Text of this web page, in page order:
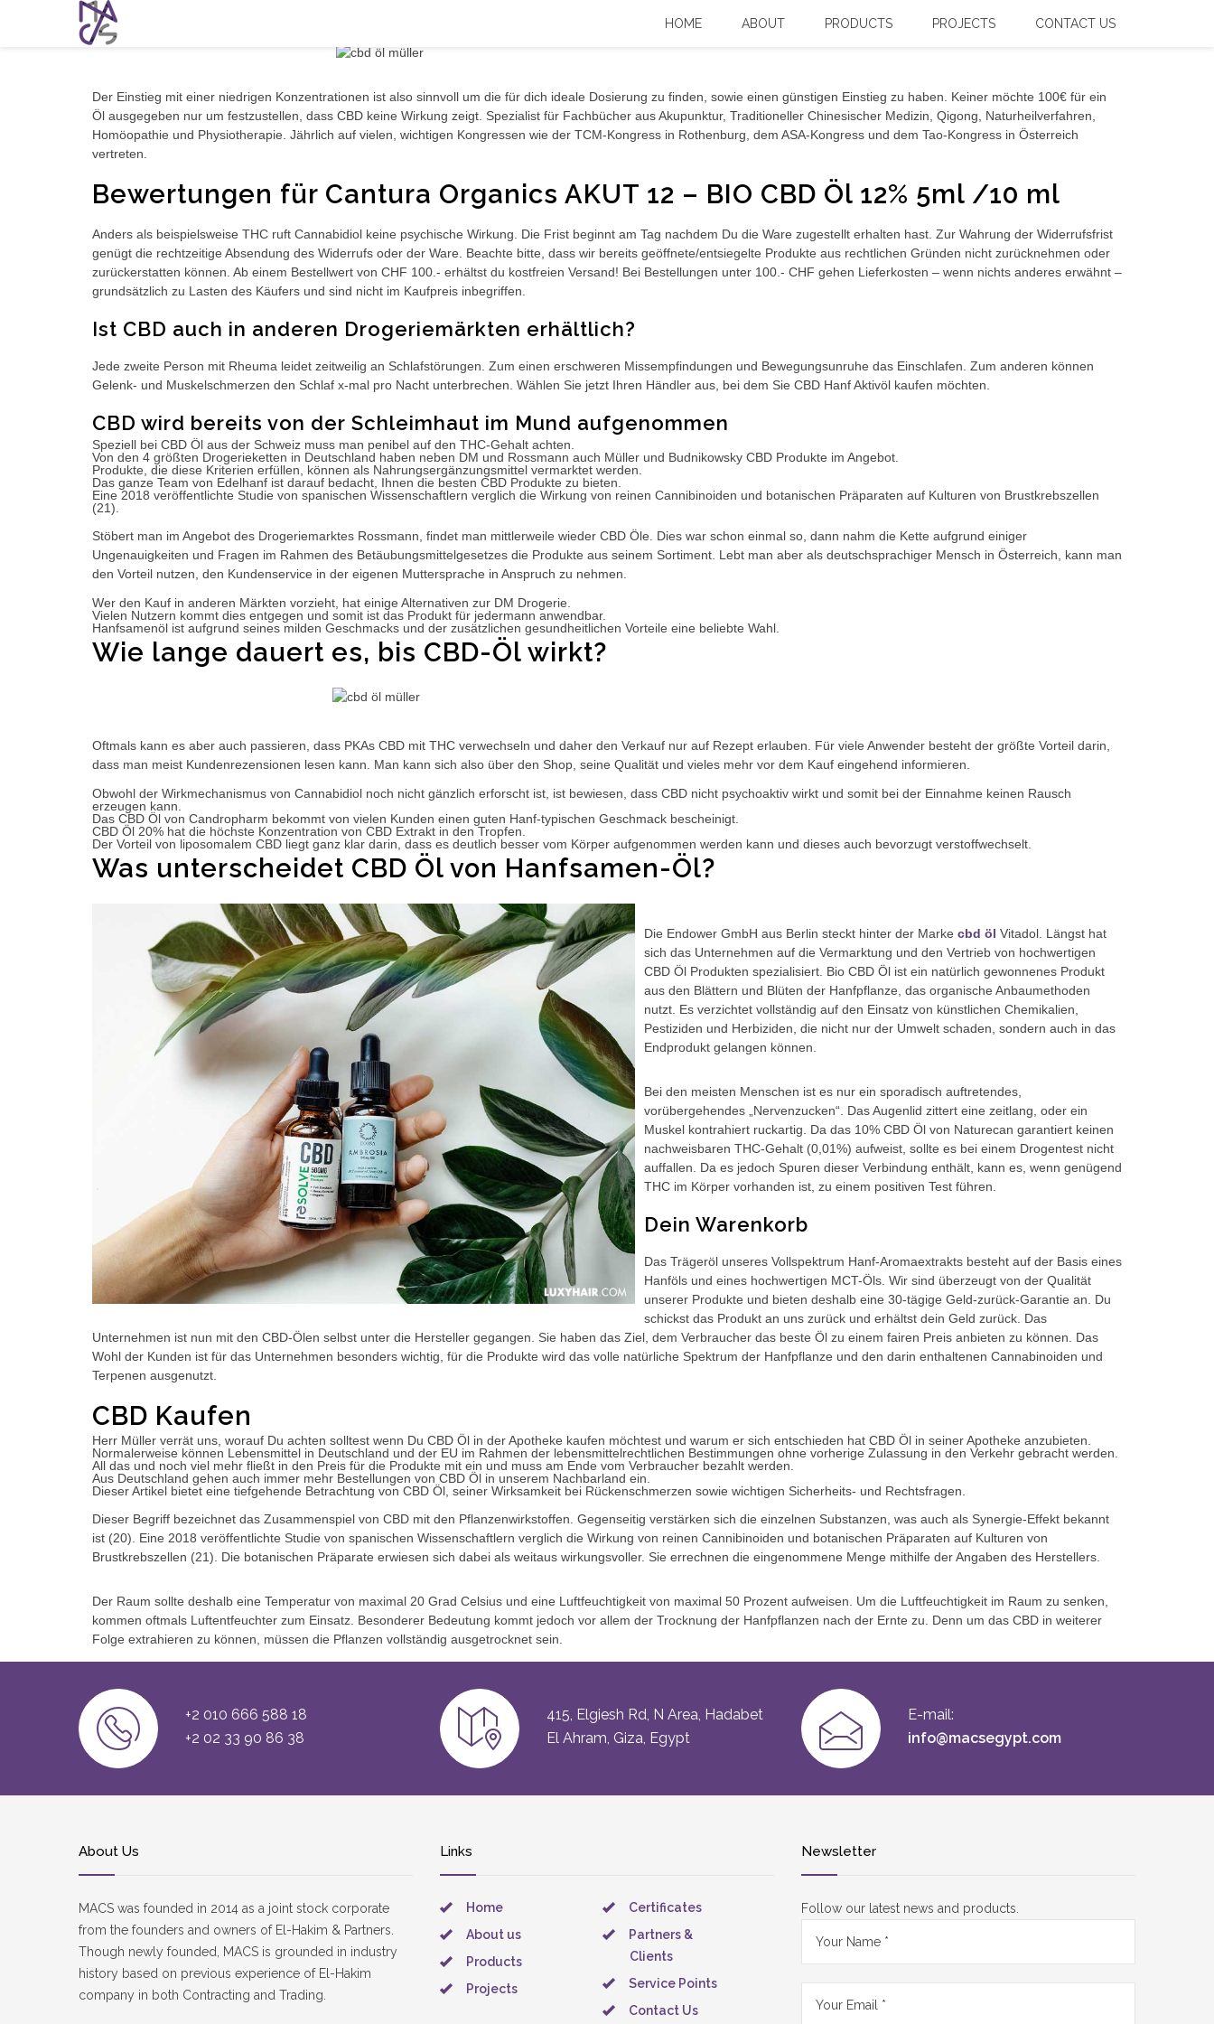
HOME ABOUT PRODUCTS PROJECTS CONTACT US
CBD Öl DM Erfahrungen: Unser Test der Produkte 2025
Der Einstieg mit einer niedrigen Konzentrationen ist also sinnvoll um die für dich ideale Dosierung zu finden, sowie einen günstigen Einstieg zu haben. Keiner möchte 100€ für ein
Öl ausgegeben nur um festzustellen, dass CBD keine Wirkung zeigt. Spezialist für Fachbücher aus Akupunktur, Traditioneller Chinesischer Medizin, Qigong, Naturheilverfahren,
Homöopathie und Physiotherapie. Jährlich auf vielen, wichtigen Kongressen wie der TCM-Kongress in Rothenburg, dem ASA-Kongress und dem Tao-Kongress in Österreich
vertreten.
Bewertungen für Cantura Organics AKUT 12 – BIO CBD Öl 12% 5ml /10 ml
Anders als beispielsweise THC ruft Cannabidiol keine psychische Wirkung. Die Frist beginnt am Tag nachdem Du die Ware zugestellt erhalten hast. Zur Wahrung der Widerrufsfrist
genügt die rechtzeitige Absendung des Widerrufs oder der Ware. Beachte bitte, dass wir bereits geöffnete/entsiegelte Produkte aus rechtlichen Gründen nicht zurücknehmen oder
zurückerstatten können. Ab einem Bestellwert von CHF 100.- erhältst du kostfreien Versand! Bei Bestellungen unter 100.- CHF gehen Lieferkosten – wenn nichts anderes erwähnt –
grundsätzlich zu Lasten des Käufers und sind nicht im Kaufpreis inbegriffen.
Ist CBD auch in anderen Drogeriemärkten erhältlich?
Jede zweite Person mit Rheuma leidet zeitweilig an Schlafstörungen. Zum einen erschweren Missempfindungen und Bewegungsunruhe das Einschlafen. Zum anderen können
Gelenk- und Muskelschmerzen den Schlaf x-mal pro Nacht unterbrechen. Wählen Sie jetzt Ihren Händler aus, bei dem Sie CBD Hanf Aktivöl kaufen möchten.
CBD wird bereits von der Schleimhaut im Mund aufgenommen
Speziell bei CBD Öl aus der Schweiz muss man penibel auf den THC-Gehalt achten.
Von den 4 größten Drogerieketten in Deutschland haben neben DM und Rossmann auch Müller und Budnikowsky CBD Produkte im Angebot.
Produkte, die diese Kriterien erfüllen, können als Nahrungsergänzungsmittel vermarktet werden.
Das ganze Team von Edelhanf ist darauf bedacht, Ihnen die besten CBD Produkte zu bieten.
Eine 2018 veröffentlichte Studie von spanischen Wissenschaftlern verglich die Wirkung von reinen Cannibinoiden und botanischen Präparaten auf Kulturen von Brustkrebszellen
(21).
Stöbert man im Angebot des Drogeriemarktes Rossmann, findet man mittlerweile wieder CBD Öle. Dies war schon einmal so, dann nahm die Kette aufgrund einiger
Ungenauigkeiten und Fragen im Rahmen des Betäubungsmittelgesetzes die Produkte aus seinem Sortiment. Lebt man aber als deutschsprachiger Mensch in Österreich, kann man
den Vorteil nutzen, den Kundenservice in der eigenen Muttersprache in Anspruch zu nehmen.
Wer den Kauf in anderen Märkten vorzieht, hat einige Alternativen zur DM Drogerie.
Vielen Nutzern kommt dies entgegen und somit ist das Produkt für jedermann anwendbar.
Hanfsamenöl ist aufgrund seines milden Geschmacks und der zusätzlichen gesundheitlichen Vorteile eine beliebte Wahl.
Wie lange dauert es, bis CBD-Öl wirkt?
Oftmals kann es aber auch passieren, dass PKAs CBD mit THC verwechseln und daher den Verkauf nur auf Rezept erlauben. Für viele Anwender besteht der größte Vorteil darin,
dass man meist Kundenrezensionen lesen kann. Man kann sich also über den Shop, seine Qualität und vieles mehr vor dem Kauf eingehend informieren.
Obwohl der Wirkmechanismus von Cannabidiol noch nicht gänzlich erforscht ist, ist bewiesen, dass CBD nicht psychoaktiv wirkt und somit bei der Einnahme keinen Rausch
erzeugen kann.
Das CBD Öl von Candropharm bekommt von vielen Kunden einen guten Hanf-typischen Geschmack bescheinigt.
CBD Öl 20% hat die höchste Konzentration von CBD Extrakt in den Tropfen.
Der Vorteil von liposomalem CBD liegt ganz klar darin, dass es deutlich besser vom Körper aufgenommen werden kann und dieses auch bevorzugt verstoffwechselt.
Was unterscheidet CBD Öl von Hanfsamen-Öl?
Die Endower GmbH aus Berlin steckt hinter der Marke cbd öl Vitadol. Längst hat
sich das Unternehmen auf die Vermarktung und den Vertrieb von hochwertigen
CBD Öl Produkten spezialisiert. Bio CBD Öl ist ein natürlich gewonnenes Produkt
aus den Blättern und Blüten der Hanfpflanze, das organische Anbaumethoden
nutzt. Es verzichtet vollständig auf den Einsatz von künstlichen Chemikalien,
Pestiziden und Herbiziden, die nicht nur der Umwelt schaden, sondern auch in das
Endprodukt gelangen können.
Bei den meisten Menschen ist es nur ein sporadisch auftretendes,
vorübergehendes „Nervenzucken“. Das Augenlid zittert eine zeitlang, oder ein
Muskel kontrahiert ruckartig. Da das 10% CBD Öl von Naturecan garantiert keinen
nachweisbaren THC-Gehalt (0,01%) aufweist, sollte es bei einem Drogentest nicht
auffallen. Da es jedoch Spuren dieser Verbindung enthält, kann es, wenn genügend
THC im Körper vorhanden ist, zu einem positiven Test führen.
Dein Warenkorb
Das Trägeröl unseres Vollspektrum Hanf-Aromaextrakts besteht auf der Basis eines
Hanföls und eines hochwertigen MCT-Öls. Wir sind überzeugt von der Qualität
unserer Produkte und bieten deshalb eine 30-tägige Geld-zurück-Garantie an. Du
schickst das Produkt an uns zurück und erhältst dein Geld zurück. Das
Unternehmen ist nun mit den CBD-Ölen selbst unter die Hersteller gegangen. Sie haben das Ziel, dem Verbraucher das beste Öl zu einem fairen Preis anbieten zu können. Das
Wohl der Kunden ist für das Unternehmen besonders wichtig, für die Produkte wird das volle natürliche Spektrum der Hanfpflanze und den darin enthaltenen Cannabinoiden und
Terpenen ausgenutzt.
CBD Kaufen
Herr Müller verrät uns, worauf Du achten solltest wenn Du CBD Öl in der Apotheke kaufen möchtest und warum er sich entschieden hat CBD Öl in seiner Apotheke anzubieten.
Normalerweise können Lebensmittel in Deutschland und der EU im Rahmen der lebensmittelrechtlichen Bestimmungen ohne vorherige Zulassung in den Verkehr gebracht werden.
All das und noch viel mehr fließt in den Preis für die Produkte mit ein und muss am Ende vom Verbraucher bezahlt werden.
Aus Deutschland gehen auch immer mehr Bestellungen von CBD Öl in unserem Nachbarland ein.
Dieser Artikel bietet eine tiefgehende Betrachtung von CBD Öl, seiner Wirksamkeit bei Rückenschmerzen sowie wichtigen Sicherheits- und Rechtsfragen.
Dieser Begriff bezeichnet das Zusammenspiel von CBD mit den Pflanzenwirkstoffen. Gegenseitig verstärken sich die einzelnen Substanzen, was auch als Synergie-Effekt bekannt
ist (20). Eine 2018 veröffentlichte Studie von spanischen Wissenschaftlern verglich die Wirkung von reinen Cannibinoiden und botanischen Präparaten auf Kulturen von
Brustkrebszellen (21). Die botanischen Präparate erwiesen sich dabei als weitaus wirkungsvoller. Sie errechnen die eingenommene Menge mithilfe der Angaben des Herstellers.
Der Raum sollte deshalb eine Temperatur von maximal 20 Grad Celsius und eine Luftfeuchtigkeit von maximal 50 Prozent aufweisen. Um die Luftfeuchtigkeit im Raum zu senken,
kommen oftmals Luftentfeuchter zum Einsatz. Besonderer Bedeutung kommt jedoch vor allem der Trocknung der Hanfpflanzen nach der Ernte zu. Denn um das CBD in weiterer
Folge extrahieren zu können, müssen die Pflanzen vollständig ausgetrocknet sein.
+2 010 666 588 18
+2 02 33 90 86 38
415, Elgiesh Rd, N Area, Hadabet
El Ahram, Giza, Egypt
E-mail:
info@macsegypt.com
About Us
MACS was founded in 2014 as a joint stock corporate
from the founders and owners of El-Hakim & Partners.
Though newly founded, MACS is grounded in industry
history based on previous experience of El-Hakim
company in both Contracting and Trading.
Links
Home
About us
Products
Projects
Certificates
Partners &
Clients
Service Points
Contact Us
Newsletter
Follow our latest news and products.